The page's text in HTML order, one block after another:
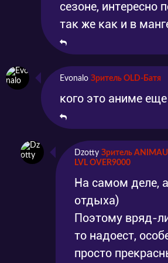
сезоне, интересно
так же как и в
Evonalo Зритель OLD-Батя
кого это аниме
Dzotty Зритель
LVL OVER9000
На самом деле,
отдыха)
Поэтому вряд-
то надоест,
просто